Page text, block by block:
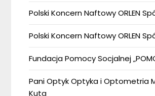
Polski Koncern Naftowy ORLEN
Polski Koncern Naftowy ORLEN
Fundacja Pomocy Socjalnej
Pani Optyk Optyka i Optometria
Kuta